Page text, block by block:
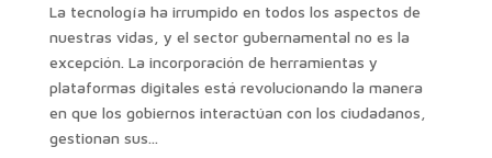
La tecnología ha irrumpido en todos los aspectos de
nuestras vidas, y el sector gubernamental no es la
excepción. La incorporación de herramientas y
plataformas digitales está revolucionando la manera
en que los gobiernos interactúan con los ciudadanos,
gestionan sus...